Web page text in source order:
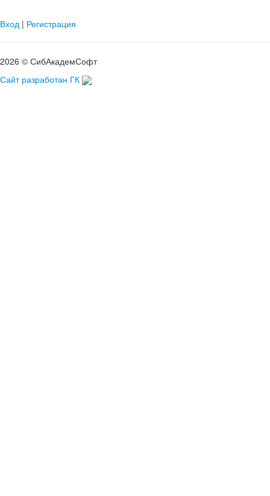
Вход | Регистрация
2026 © СибАкадемСофт
Сайт разработан ГК